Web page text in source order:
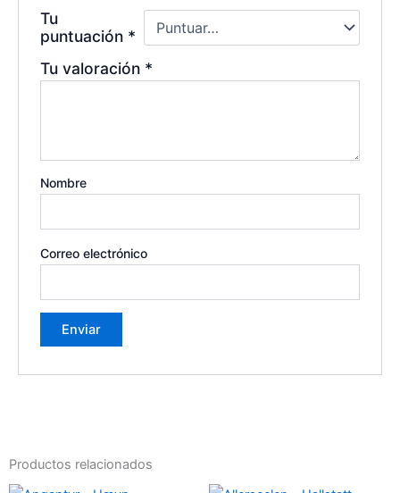
Tu
puntuación *
Tu valoración *
Nombre
Correo electrónico
Productos relacionados